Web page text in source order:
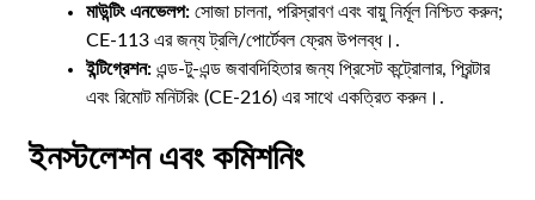
মাউন্টিং এনভেলপ: সোজা চালনা, পরিস্রাবণ এবং বায়ু নির্মূল নিশ্চিত করুন;
CE-113 এর জন্য ট্রলি/পোর্টেবল ফ্রেম উপলব্ধ।.
ইন্টিগ্রেশন: এন্ড-টু-এন্ড জবাবদিহিতার জন্য প্রিসেট কন্ট্রোলার, প্রিন্টার
এবং রিমোট মনিটরিং (CE-216) এর সাথে একত্রিত করুন।.
ইনস্টলেশন এবং কমিশনিং